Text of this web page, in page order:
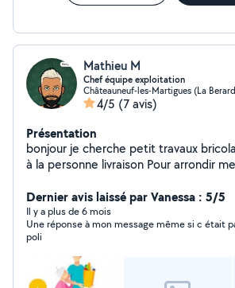
Mathieu M
Chef équipe exploitation
Châteauneuf-les-Martigues (La
4/5 (7 avis)
Présentation
bonjour je cherche petit travaux
à la personne livraison Pour arrondir
Dernier avis laissé par Vanessa : 5/5
Il y a plus de 6 mois
Une réponse à mon message même si c était
poli